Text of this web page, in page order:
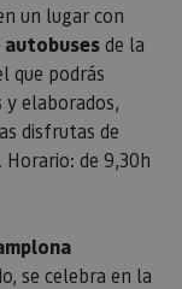
un lugar con
de la
que podrás
elaborados,
disfrutas de
de 9,30h
se celebra en la